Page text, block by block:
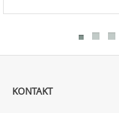
KONTAKT